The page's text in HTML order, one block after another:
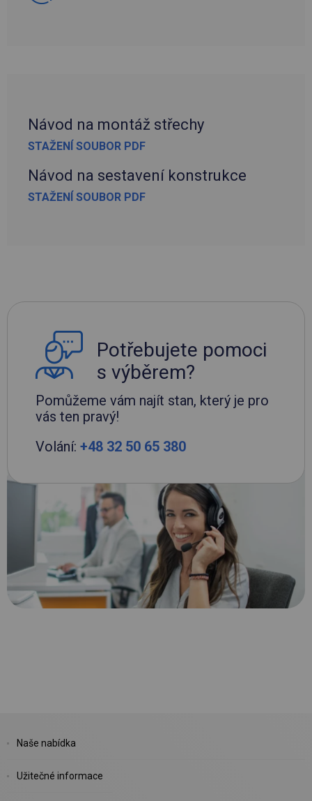
Návod na montáž střechy
STAŽENÍ SOUBOR PDF
Návod na sestavení konstrukce
STAŽENÍ SOUBOR PDF
Potřebujete pomoci
s výběrem?
Pomůžeme vám najít stan, který je pro
vás ten pravý!
Volání: +48 32 50 65 380
Naše nabídka
Užitečné informace